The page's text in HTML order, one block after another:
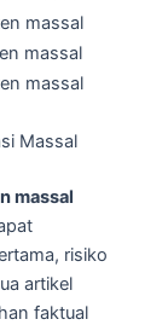
Massal
massal
risiko
artikel
faktual